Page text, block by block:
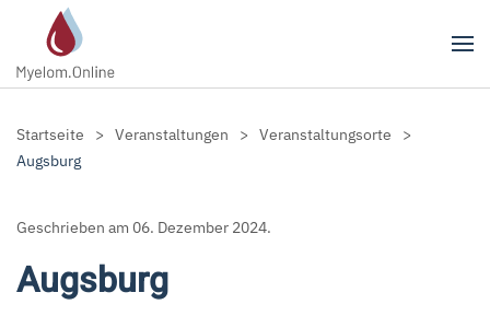
Zum Hauptinhalt springen
Startseite Veranstaltungen
Veranstaltungsorte
Augsburg
Geschrieben am 06. Dezember 2024.
Augsburg